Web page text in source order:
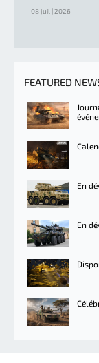
08 juil | 2026
FEATURED
En
En